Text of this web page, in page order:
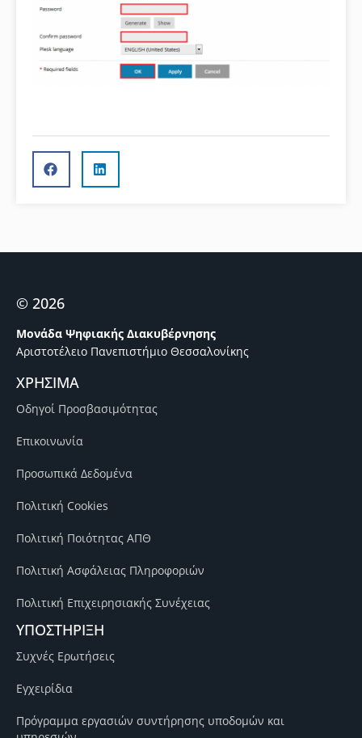
© 2026
Μονάδα Ψηφιακής Διακυβέρνησης
Αριστοτέλειο Πανεπιστήμιο Θεσσαλονίκης
ΧΡΗΣΙΜΑ
Οδηγοί Προσβασιμότητας
Επικοινωνία
Προσωπικά Δεδομένα
Πολιτική Cookies
Πολιτική Ποιότητας ΑΠΘ
Πολιτική Ασφάλειας Πληροφοριών
Πολιτική Επιχειρησιακής Συνέχειας
ΥΠΟΣΤΗΡΙΞΗ
Συχνές Ερωτήσεις
Εγχειρίδια
Πρόγραμμα εργασιών συντήρησης υποδομών και